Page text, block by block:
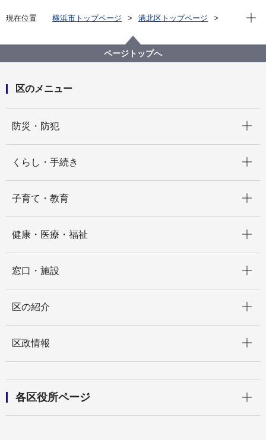
現在位置 横浜市トップページ
港北区トップページ
区民活動支援センター
いろいろ色あそび～水性ペンのひみつ～（終了しまし
た）
現在
ページトップへ
区のメニュー
防災・防犯
くらし・手続き
子育て・教育
健康・医療・福祉
窓口・施設
区の紹介
区政情報
各区役所ページ